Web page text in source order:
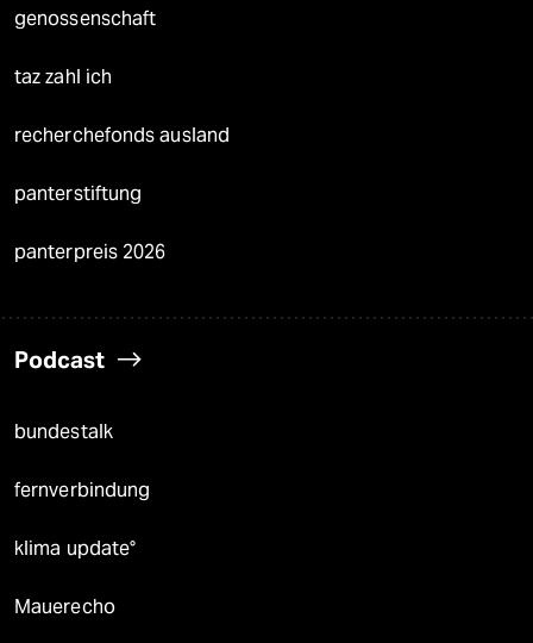
genossenschaft
taz zahl ich
recherchefonds ausland
panterstiftung
panterpreis 2026
Podcast
bundestalk
fernverbindung
klima update°
Mauerecho